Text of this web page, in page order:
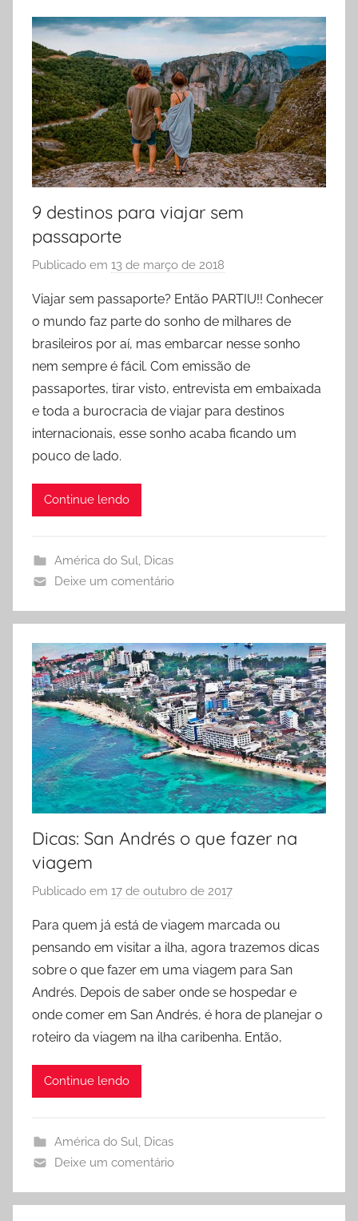
9 destinos para viajar sem
passaporte
Publicado em 13 de março de 2018
r
R
o
d
r
i
g
Viajar sem passaporte? Então PARTIU!! Conhecer
o mundo faz parte do sonho de milhares de
brasileiros por aí, mas embarcar nesse sonho
nem sempre é fácil. Com emissão de
passaportes, tirar visto, entrevista em embaixada
e toda a burocracia de viajar para destinos
internacionais, esse sonho acaba ficando um
pouco de lado.
Continue lendo
América do Sul, Dicas
Deixe um comentário
Dicas: San Andrés o que fazer na
viagem
Publicado em 17 de outubro de 2017
r
L
a
r
y
s
r
Para quem já está de viagem marcada ou
pensando em visitar a ilha, agora trazemos dicas
sobre o que fazer em uma viagem para San
Andrés. Depois de saber onde se hospedar e
onde comer em San Andrés, é hora de planejar o
roteiro da viagem na ilha caribenha. Então,
Continue lendo
América do Sul, Dicas
Deixe um comentário